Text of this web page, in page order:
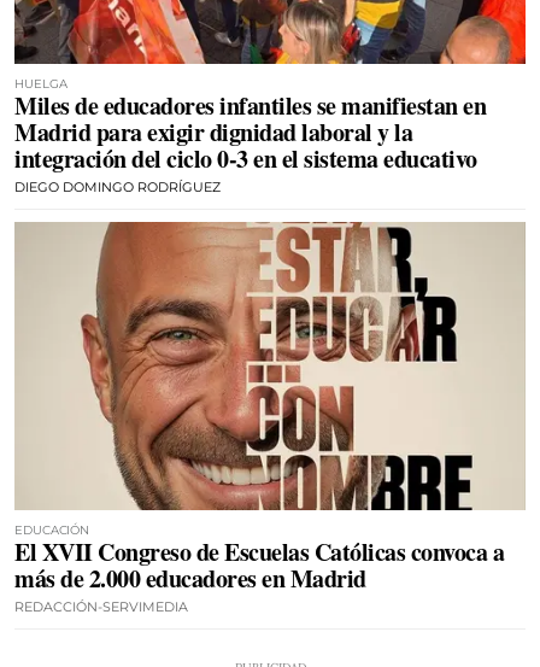
HUELGA
Miles de educadores infantiles se manifiestan en
Madrid para exigir dignidad laboral y la
integración del ciclo 0-3 en el sistema educativo
DIEGO DOMINGO RODRÍGUEZ
EDUCACIÓN
El XVII Congreso de Escuelas Católicas convoca a
más de 2.000 educadores en Madrid
REDACCIÓN-SERVIMEDIA